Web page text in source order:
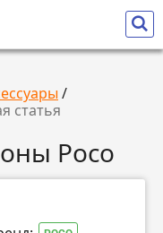
/
статья
Poco